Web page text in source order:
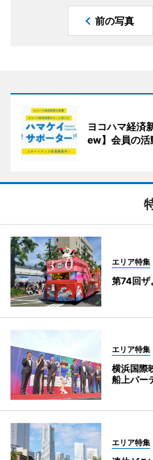
前の写真
ヨコハマ経済
ew】会員の活
エリア特集
第74回
エリア特集
横浜国際
船上パー
エリア特集